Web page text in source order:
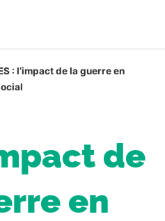
: l’impact de la guerre en
de
en